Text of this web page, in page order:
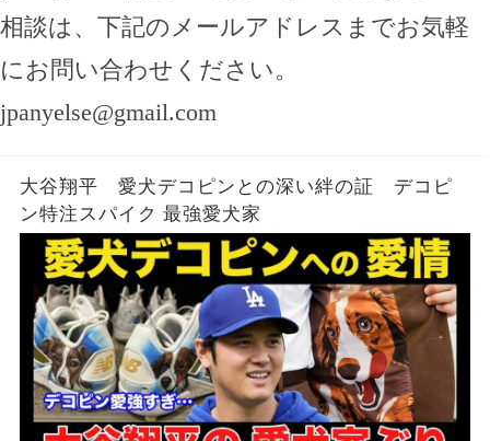
相談は、下記のメールアドレスまでお気軽
にお問い合わせください。
jpanyelse@gmail.com
大谷翔平 愛犬デコピンとの深い絆の証 デコピ
ン特注スパイク 最強愛犬家